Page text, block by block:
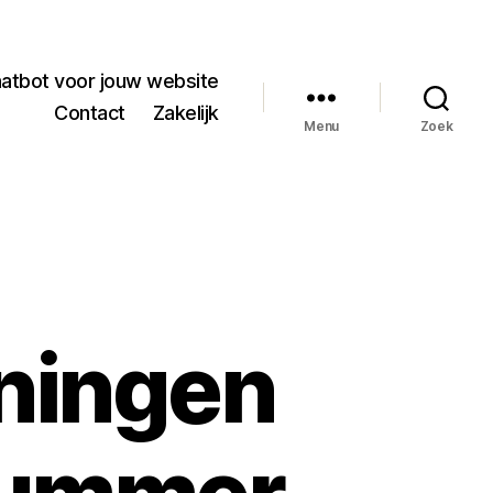
voor jouw website
Contact
Zakelijk
Menu Zoek